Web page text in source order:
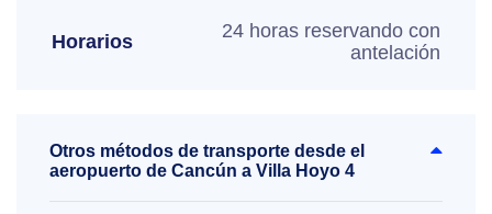
Horarios
24 horas reservando con
antelación
Otros métodos de transporte desde el
aeropuerto de Cancún a Villa Hoyo 4